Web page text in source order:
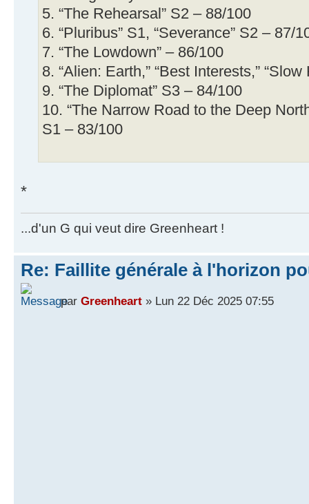
5. “The Rehearsal” S2 – 88/100
6. “Pluribus” S1, “Severance” S2 – 87/
7. “The Lowdown” – 86/100
8. “Alien: Earth,” “Best Interests,”
9. “The Diplomat” S3 – 84/100
10. “The Narrow Road to the Deep
S1 – 83/100
*
...d'un G qui veut dire Greenheart !
Re: Faillite générale à l'horizon
par Greenheart » Lun 22 Déc 2025 07:55